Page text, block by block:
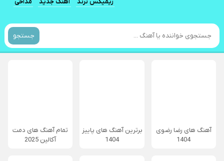
جستجو
آهنگ های رضا رضوی
1404
برترین آهنگ های پاییز
1404
تمام آهنگ های دمت
آکالین 2025